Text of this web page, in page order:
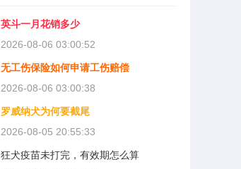
英斗一月花销多少
2026-08-06 03:00:52
无工伤保险如何申请工伤赔偿
2026-08-06 03:00:38
罗威纳犬为何要截尾
2026-08-05 20:55:33
狂犬疫苗未打完，有效期怎么算